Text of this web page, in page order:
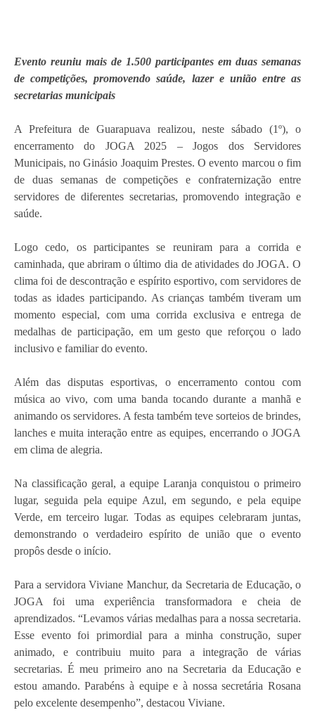
Evento reuniu mais de 1.500 participantes em duas semanas
de competições, promovendo saúde, lazer e união entre as
secretarias municipais
A Prefeitura de Guarapuava realizou, neste sábado (1º), o
encerramento do JOGA 2025 – Jogos dos Servidores
Municipais, no Ginásio Joaquim Prestes. O evento marcou o fim
de duas semanas de competições e confraternização entre
servidores de diferentes secretarias, promovendo integração e
saúde.
Logo cedo, os participantes se reuniram para a corrida e
caminhada, que abriram o último dia de atividades do JOGA. O
clima foi de descontração e espírito esportivo, com servidores de
todas as idades participando. As crianças também tiveram um
momento especial, com uma corrida exclusiva e entrega de
medalhas de participação, em um gesto que reforçou o lado
inclusivo e familiar do evento.
Além das disputas esportivas, o encerramento contou com
música ao vivo, com uma banda tocando durante a manhã e
animando os servidores. A festa também teve sorteios de brindes,
lanches e muita interação entre as equipes, encerrando o JOGA
em clima de alegria.
Na classificação geral, a equipe Laranja conquistou o primeiro
lugar, seguida pela equipe Azul, em segundo, e pela equipe
Verde, em terceiro lugar. Todas as equipes celebraram juntas,
demonstrando o verdadeiro espírito de união que o evento
propôs desde o início.
Para a servidora Viviane Manchur, da Secretaria de Educação, o
JOGA foi uma experiência transformadora e cheia de
aprendizados. “Levamos várias medalhas para a nossa secretaria.
Esse evento foi primordial para a minha construção, super
animado, e contribuiu muito para a integração de várias
secretarias. É meu primeiro ano na Secretaria da Educação e
estou amando. Parabéns à equipe e à nossa secretária Rosana
pelo excelente desempenho”, destacou Viviane.